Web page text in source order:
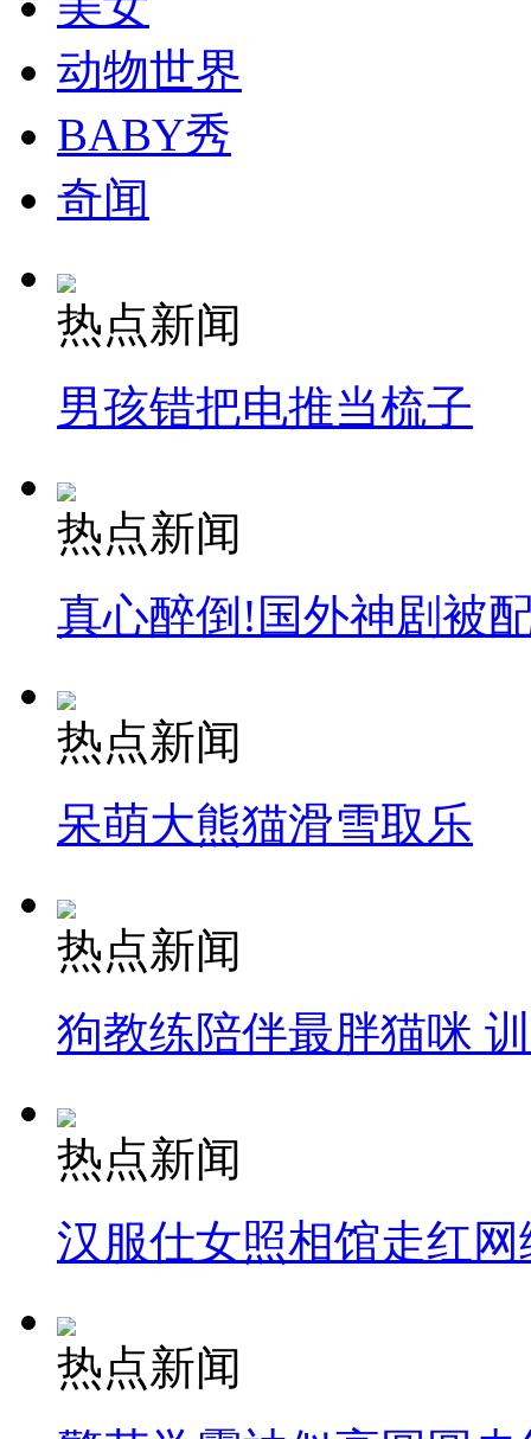
消防员救轻生者 花炮节热闹非凡
司机酒驾遇交警 急速倒车逃窜
动物世界
BABY秀
奇闻
热点新闻
男孩错把电推当梳子
热点新闻
真心醉倒!国外神剧被
热点新闻
呆萌大熊猫滑雪取乐
热点新闻
狗教练陪伴最胖猫咪
热点新闻
汉服仕女照相馆走红网
热点新闻